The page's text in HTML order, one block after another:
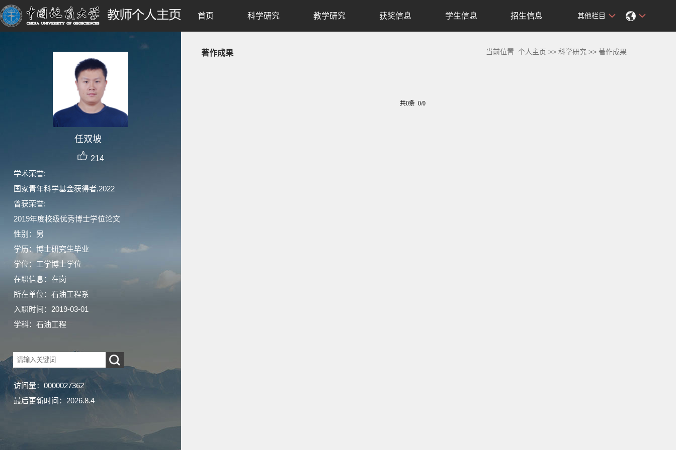
任双坡
214
学术荣誉:
国家青年科学基金获得者,2022
曾获荣誉:
2019年度校级优秀博士学位论文
性别：男
学历：博士研究生毕业
学位：工学博士学位
在职信息：在岗
所在单位：石油工程系
入职时间：2019-03-01
学科：石油工程
访问量： 0000027362
最后更新时间： 2026.8.4
首页 科学研究 教学研究 获奖信息 学生信息 招生信息 其他栏目
著作成果 当前位置:个人主页 >>科学研究 >>著作成果
共0条 0/0